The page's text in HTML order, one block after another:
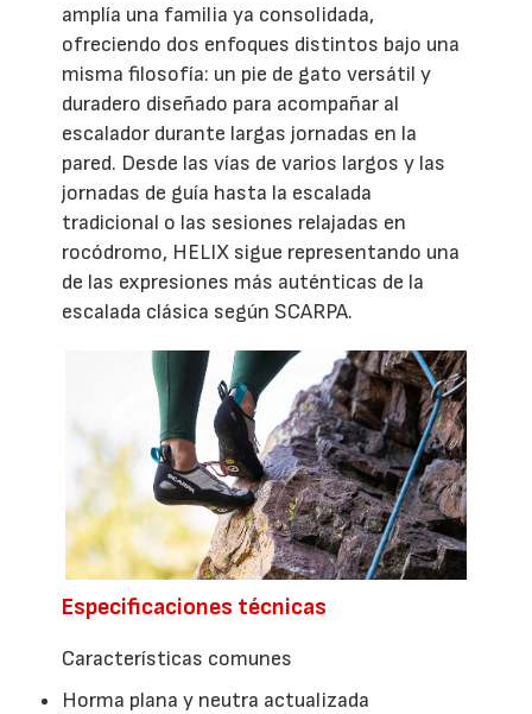
amplía una familia ya consolidada,
ofreciendo dos enfoques distintos bajo una
misma filosofía: un pie de gato versátil y
duradero diseñado para acompañar al
escalador durante largas jornadas en la
pared. Desde las vías de varios largos y las
jornadas de guía hasta la escalada
tradicional o las sesiones relajadas en
rocódromo, HELIX sigue representando una
de las expresiones más auténticas de la
escalada clásica según SCARPA.
Especificaciones técnicas
Características comunes
Horma plana y neutra actualizada